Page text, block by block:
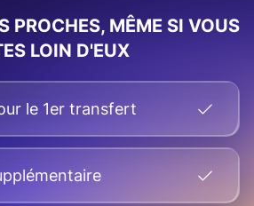
PROCHES, MÊME SI VOUS
LOIN D'EUX
le 1er transfert